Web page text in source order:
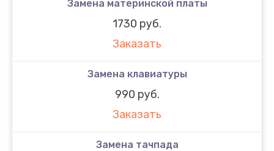
Замена материнской платы
1730 руб.
Заказать
Замена клавиатуры
990 руб.
Заказать
Замена тачпада